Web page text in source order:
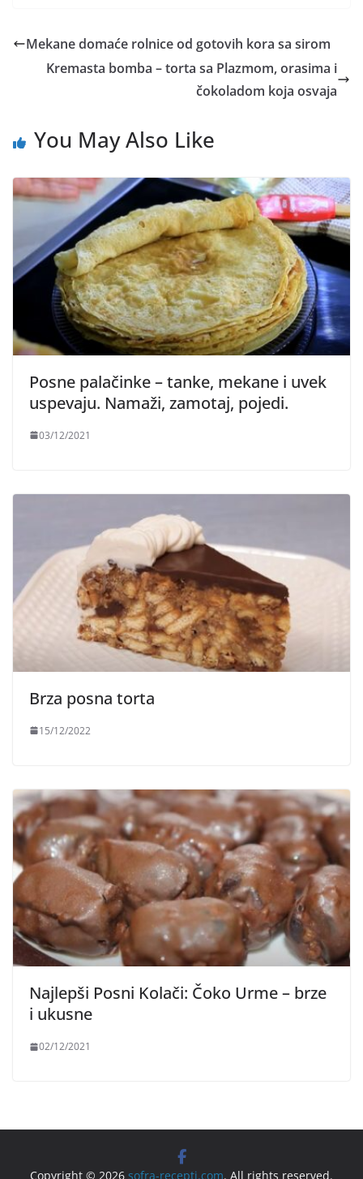
Mekane domaće rolnice od gotovih kora sa sirom
Kremasta bomba – torta sa Plazmom, orasima i
čokoladom koja osvaja
You May Also Like
Posne palačinke – tanke, mekane i uvek
uspevaju. Namaži, zamotaj, pojedi.
03/12/2021
Brza posna torta
15/12/2022
Najlepši Posni Kolači: Čoko Urme – brze
i ukusne
02/12/2021
Copyright © 2026 sofra-recepti.com. All rights reserved.